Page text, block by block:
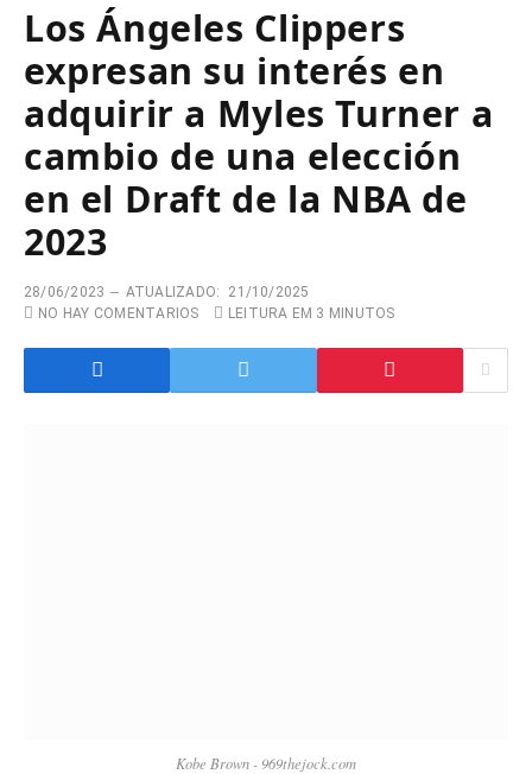
Los Ángeles Clippers
expresan su interés en
adquirir a Myles Turner a
cambio de una elección
en el Draft de la NBA de
2023
28/06/2023 ATUALIZADO:
21/10/2025
NO HAY COMENTARIOS
LEITURA EM 3 MINUTOS
Kobe Brown - 969thejock.com